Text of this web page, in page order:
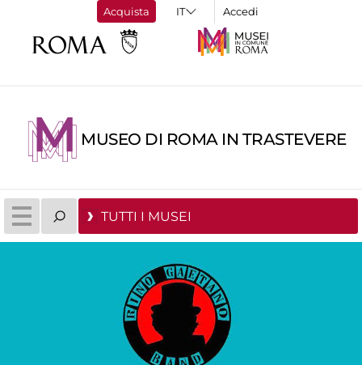
Acquista Accedi
MUSEO DI ROMA IN TRASTEVERE
TUTTI I MUSEI